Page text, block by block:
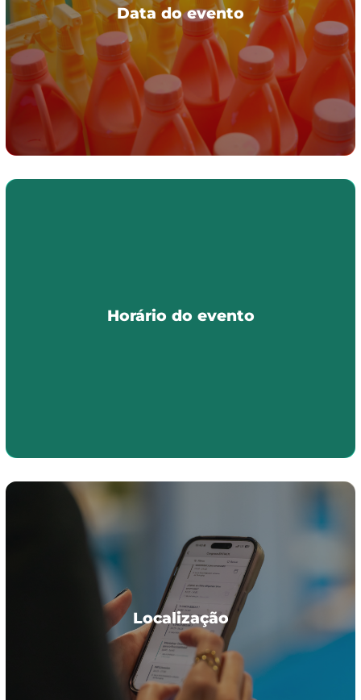
Data do evento
Data do evento
28 e 29 de abril 2027
Horário do evento
Horário do evento
09:30 a 18:00 (expositor)
Localização
Localização
EXPONOR - Feria Internacional do Porto: Pavilhão 4.
Av. Dr. António Macedo, 4454-515 Leça da Palmeira,
Matosinhos, Portugal